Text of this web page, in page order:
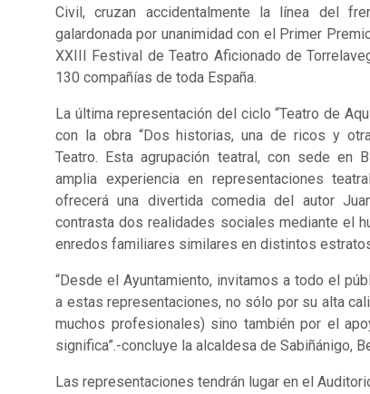
Civil, cruzan accidentalmente la línea del
galardonada por unanimidad con el Primer
XXIII Festival de Teatro Aficionado de
130 compañías de toda España.
La última representación del ciclo “Teatro de
con la obra “Dos historias, una de ricos y
Teatro. Esta agrupación teatral, con sede en
amplia experiencia en representaciones
ofrecerá una divertida comedia del autor
contrasta dos realidades sociales mediante el
enredos familiares similares en distintos
“Desde el Ayuntamiento, invitamos a todo el
a estas representaciones, no sólo por su alta
muchos profesionales) sino también por el
significa”.-concluye la alcaldesa de Sabiñánigo,
Las representaciones tendrán lugar en el